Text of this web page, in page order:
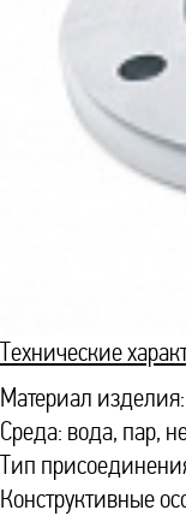
Технические
Материал
Среда: вода, пар,
Тип
Конструктивные